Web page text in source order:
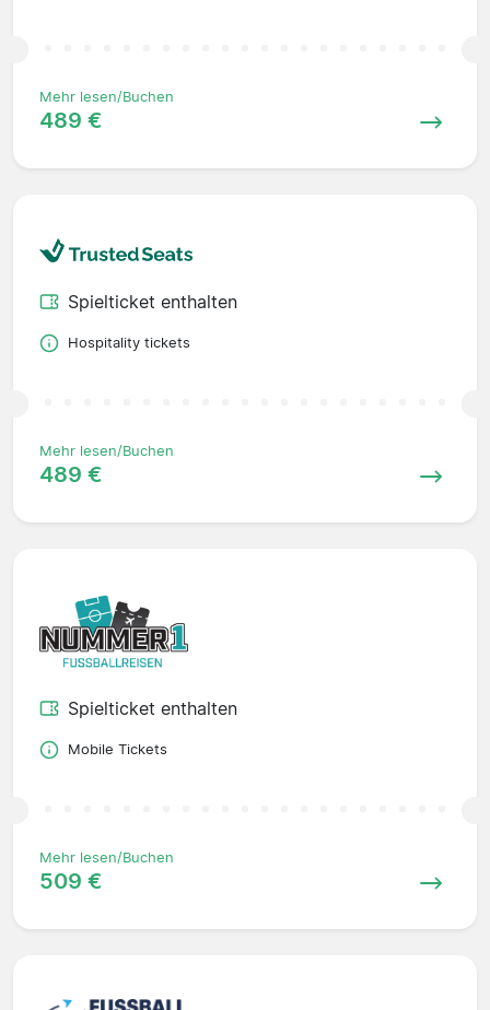
Mehr lesen/Buchen
489 €
Spielticket enthalten
Hospitality tickets
Mehr lesen/Buchen
489 €
Spielticket enthalten
Mobile Tickets
Mehr lesen/Buchen
509 €